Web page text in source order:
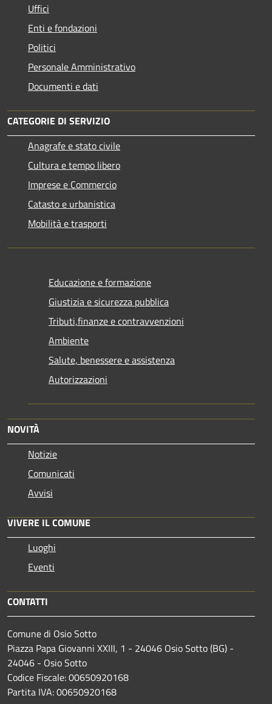
Uffici
Enti e fondazioni
Politici
Personale Amministrativo
Documenti e dati
CATEGORIE DI SERVIZIO
Anagrafe e stato civile
Cultura e tempo libero
Imprese e Commercio
Catasto e urbanistica
Mobilità e trasporti
Educazione e formazione
Giustizia e sicurezza pubblica
Tributi,finanze e contravvenzioni
Ambiente
Salute, benessere e assistenza
Autorizzazioni
NOVITÀ
Notizie
Comunicati
Avvisi
VIVERE IL COMUNE
Luoghi
Eventi
CONTATTI
Comune di Osio Sotto
Piazza Papa Giovanni XXIII, 1 - 24046 Osio Sotto (BG) -
24046 - Osio Sotto
Codice Fiscale: 00650920168
Partita IVA: 00650920168